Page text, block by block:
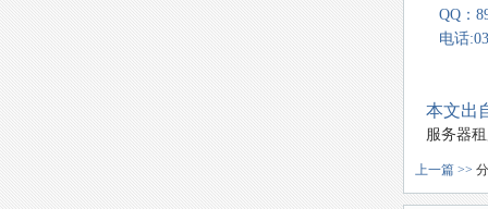
QQ：
电话
本文出
服务器
上一篇 >>